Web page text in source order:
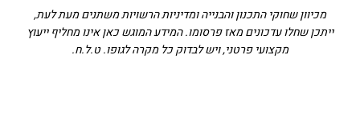
מכיוון שחוקי התכנון והבנייה ומדיניות הרשויות משתנים מעת לעת,
ייתכן שחלו עדכונים מאז פרסומו. המידע המוגש כאן אינו מחליף ייעוץ
מקצועי פרטני, ויש לבדוק כל מקרה לגופו. ט.ל.ח.